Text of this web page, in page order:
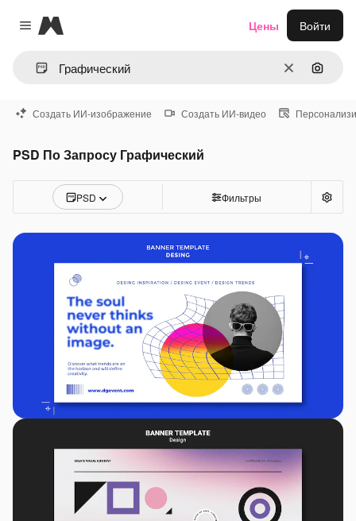
Close menu
Magnific
ОчиститьПоиск
Цены Войти
Создать ИИ-изображение Создать ИИ-видео
PSD По Запросу Графический
PSD Фильтры